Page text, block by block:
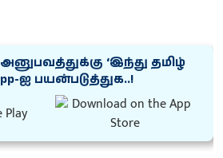
அனுபவத்துக்கு ‘இந்து தமிழ்
ஐ பயன்படுத்துக..!